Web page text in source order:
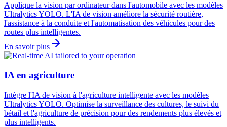
Applique la vision par ordinateur dans l'automobile avec les modèles
Ultralytics YOLO. L'IA de vision améliore la sécurité routière,
l'assistance à la conduite et l'automatisation des véhicules pour des
routes plus intelligentes.
En savoir plus
IA en agriculture
Intègre l'IA de vision à l'agriculture intelligente avec les modèles
Ultralytics YOLO. Optimise la surveillance des cultures, le suivi du
bétail et l'agriculture de précision pour des rendements plus élevés et
plus intelligents.